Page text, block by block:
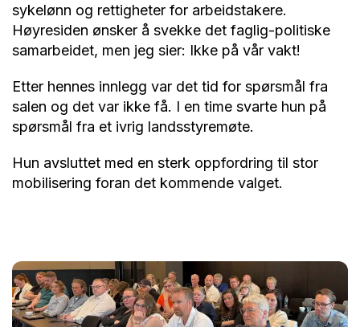
sykelønn og rettigheter for arbeidstakere.
Høyresiden ønsker å svekke det faglig-politiske
samarbeidet, men jeg sier: Ikke på vår vakt!
Etter hennes innlegg var det tid for spørsmål fra
salen og det var ikke få. I en time svarte hun på
spørsmål fra et ivrig landsstyremøte.
Hun avsluttet med en sterk oppfordring til stor
mobilisering foran det kommende valget.